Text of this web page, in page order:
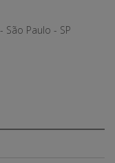
São Paulo - SP